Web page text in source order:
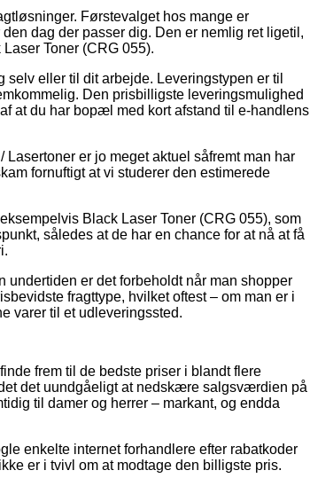
Førstevalget hos mange er
dag der passer dig. Den er nemlig ret ligetil,
Toner (CRG 055).
eller til dit arbejde. Leveringstypen er til
Den prisbilligste leveringsmulighed
at du har bopæl med kort afstand til e-handlens
er jo meget aktuel såfremt man har
fornuftigt at vi studerer den estimerede
Black Laser Toner (CRG 055), som
således at de har en chance for at nå at få
undertiden er det forbeholdt når man shopper
fragttype, hvilket oftest – om man er i
varer til et udleveringssted.
frem til de bedste priser i blandt flere
det uundgåeligt at nedskære salgsværdien på
til damer og herrer – markant, og endda
enkelte internet forhandlere efter rabatkoder
er i tvivl om at modtage den billigste pris.